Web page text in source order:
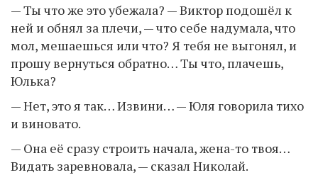
— Ты что же это убежала? — Виктор подошёл к
ней и обнял за плечи, — что себе надумала, что
мол, мешаешься или что? Я тебя не выгонял, и
прошу вернуться обратно… Ты что, плачешь,
Юлька?
— Нет, это я так… Извини… — Юля говорила тихо
и виновато.
— Она её сразу строить начала, жена-то твоя…
Видать заревновала, — сказал Николай.